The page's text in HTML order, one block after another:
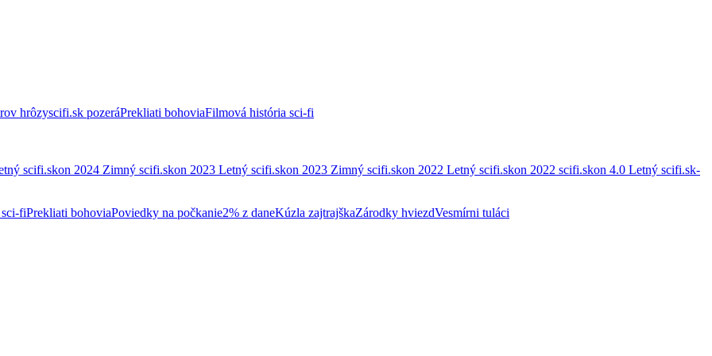
hrôzyscifi.sk pozeráPrekliati bohoviaFilmová história sci-fi
scifi.skon 2024 Zimný scifi.skon 2023 Letný scifi.skon 2023 Zimný scifi.skon 2022 Letný scifi.skon 2022 scifi.skon 4.0 Letný scifi.sk-
fiPrekliati bohoviaPoviedky na počkanie2% z daneKúzla zajtrajškaZárodky hviezdVesmírni tuláci